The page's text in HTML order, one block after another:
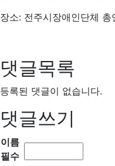
장소: 전주시장애인단체
댓글목록
등록된 댓글이 없습니다.
댓글쓰기
이름
필수